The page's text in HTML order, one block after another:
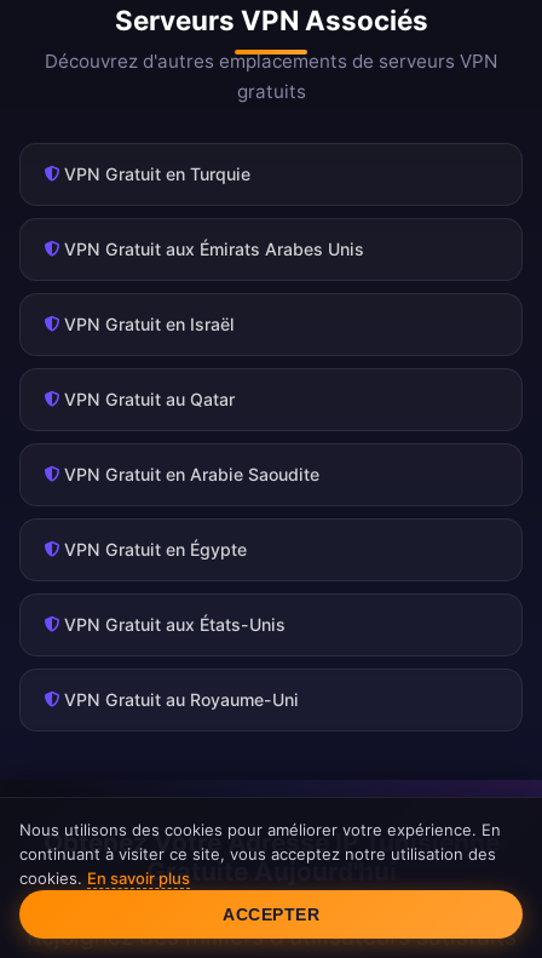
Serveurs VPN Associés
Découvrez d'autres emplacements de serveurs VPN
gratuits
VPN Gratuit en Turquie
VPN Gratuit aux Émirats Arabes Unis
VPN Gratuit en Israël
VPN Gratuit au Qatar
VPN Gratuit en Arabie Saoudite
VPN Gratuit en Égypte
VPN Gratuit aux États-Unis
VPN Gratuit au Royaume-Uni
Obtenez Votre Adresse IP Tunisienne
Gratuite Aujourd'hui
Rejoignez des milliers d'utilisateurs satisfaits
Consentement aux cookies
Nous utilisons des cookies pour améliorer votre expérience. En
continuant à visiter ce site, vous acceptez notre utilisation des
cookies. En savoir plus
ACCEPTER